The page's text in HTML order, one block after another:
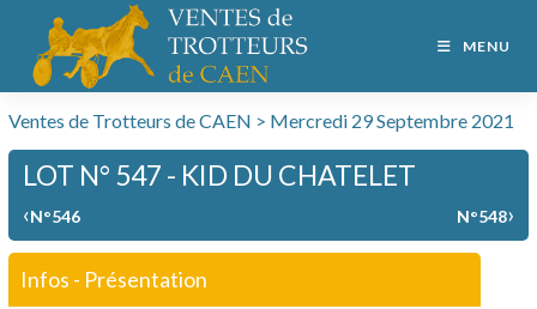
MENU
Ventes de Trotteurs de CAEN > Mercredi 29 Septembre 2021
LOT N° 547 - KID DU CHATELET
‹N°546 N°548›
Infos - Présentation